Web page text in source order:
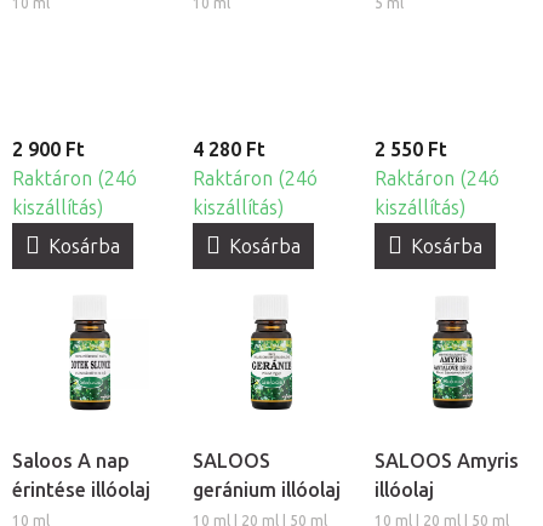
10 ml
2 900 Ft
Raktáron (24ó
kiszállítás)
Kosárba
10 ml
4 280 Ft
Raktáron (24ó
kiszállítás)
Kosárba
5 ml
2 550 Ft
Raktáron (24ó
kiszállítás)
Kosárba
Saloos A nap
érintése illóolaj
10 ml
SALOOS
geránium illóolaj
10 ml | 20 ml | 50 ml
SALOOS Amyris
illóolaj
10 ml | 20 ml | 50 ml